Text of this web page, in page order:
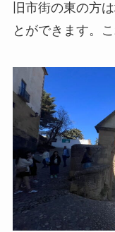
旧市街の東の方
とができます。